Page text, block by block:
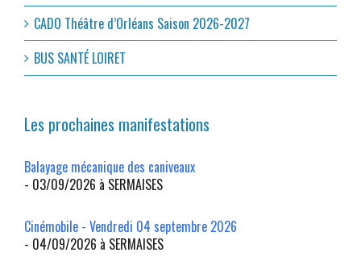
CADO Théâtre d’Orléans Saison 2026-2027
BUS SANTÉ LOIRET
Les prochaines manifestations
Balayage mécanique des caniveaux
- 03/09/2026 à SERMAISES
Cinémobile - Vendredi 04 septembre 2026
- 04/09/2026 à SERMAISES